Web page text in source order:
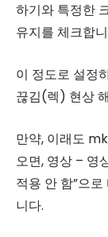
하기와 특정한
유지를 체크합
이 정도로 설정
끊김(렉) 현상
만약, 이래도
오면, 영상 – 영
적용 안 함”으
니다.